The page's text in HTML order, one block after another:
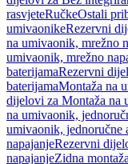
rasvjeteRučkeOstali
umivaonikeRezervni
na umivaonik, mrežno
umivaonik, mrežno
baterijamaRezervni
baterijamaMontaža na
dijelovi za Montaža na
na umivaonik,
umivaonik, jednoručne
napajanjeRezervni
napajanjeZidna